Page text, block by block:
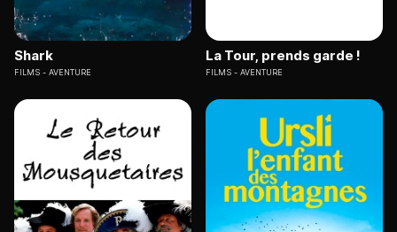
Shark
FILMS AVENTURE
La Tour, prends garde !
FILMS AVENTURE